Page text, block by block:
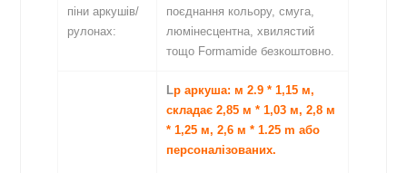
піни аркушів/
рулонах:
поєднання кольору, смуга,
люмінесцентна, хвилястий
тощо Formamide безкоштовно.
Lр аркуша:м 2.9 * 1,15 м,
складає 2,85 м * 1,03 м, 2,8 м
* 1,25 м, 2,6 м * 1.25 m або
персоналізованих.